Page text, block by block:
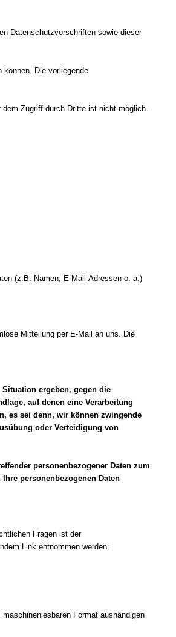
Datenschutzvorschriften sowie dieser
können. Die vorliegende
Zugriff durch Dritte ist nicht möglich.
(z.B. Namen, E-Mail-Adressen o. ä.)
Mitteilung per E-Mail an uns. Die
ergeben, gegen die
auf denen eine Verarbeitung
es sei denn, wir können zwingende
oder Verteidigung von
personenbezogener Daten zum
personenbezogenen Daten
Fragen ist der
Link entnommen werden:
Format aushändigen